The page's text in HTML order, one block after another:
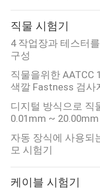
직물 시험기
4 작업장과 테스터
구성
직물을위한 AATCC
색깔 Fastness 검사
디지털 방식으로 직
0.01mm ~ 20.00mm
자동 장식에 사용되
모 시험기
케이블 시험기